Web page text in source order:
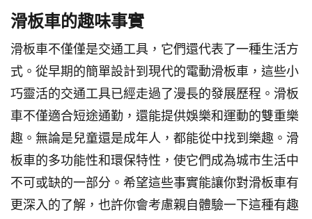
滑板車的趣味事實
滑板車不僅僅是交通工具，它們還代表了一種生活方
式。從早期的簡單設計到現代的電動滑板車，這些小
巧靈活的交通工具已經走過了漫長的發展歷程。滑板
車不僅適合短途通勤，還能提供娛樂和運動的雙重樂
趣。無論是兒童還是成年人，都能從中找到樂趣。滑
板車的多功能性和環保特性，使它們成為城市生活中
不可或缺的一部分。希望這些事實能讓你對滑板車有
更深入的了解，也許你會考慮親自體驗一下這種有趣